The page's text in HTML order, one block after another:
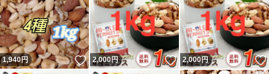
1,940円 いいね！
2,000円 いいね！
2,000円